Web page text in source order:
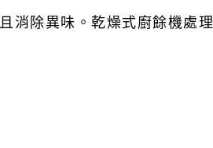
消除異味。乾燥式廚餘機處